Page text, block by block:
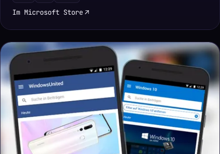
Im Microsoft Store